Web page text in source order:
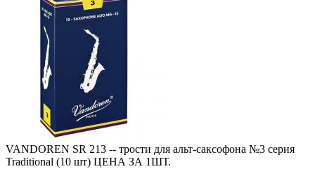
VANDOREN SR 213 -- трости для альт-саксофона №3 серия
Traditional (10 шт) ЦЕНА ЗА 1ШТ.